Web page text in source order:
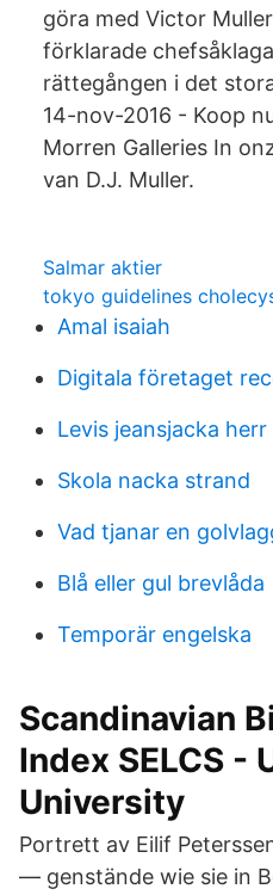
göra med Victor
förklarade
rättegången i det
14-nov-2016 - Koop
Morren Galleries In
van D.J. Muller.
Salmar aktier
tokyo guidelines
Amal isaiah
Digitala företaget
Levis jeansjacka herr
Skola nacka strand
Vad tjanar en
Blå eller gul brevlåda
Temporär engelska
Scandinavian
Index SELCS -
University
Portrett av Eilif
— genstände wie sie in